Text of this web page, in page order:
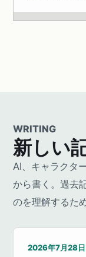
WRITING
新しい
AI、キャラクタ
から書く。過去
のを理解するた
2026年7月28日